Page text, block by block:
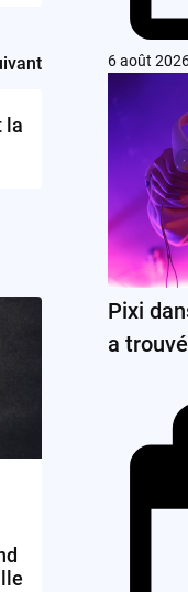
la
6 août
Pixi
a